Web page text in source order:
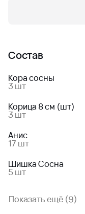
Состав
Кора сосны
3 шт
Корица 8 см (шт)
3 шт
Анис
17 шт
Шишка Сосна
5 шт
Показать ещё (9)